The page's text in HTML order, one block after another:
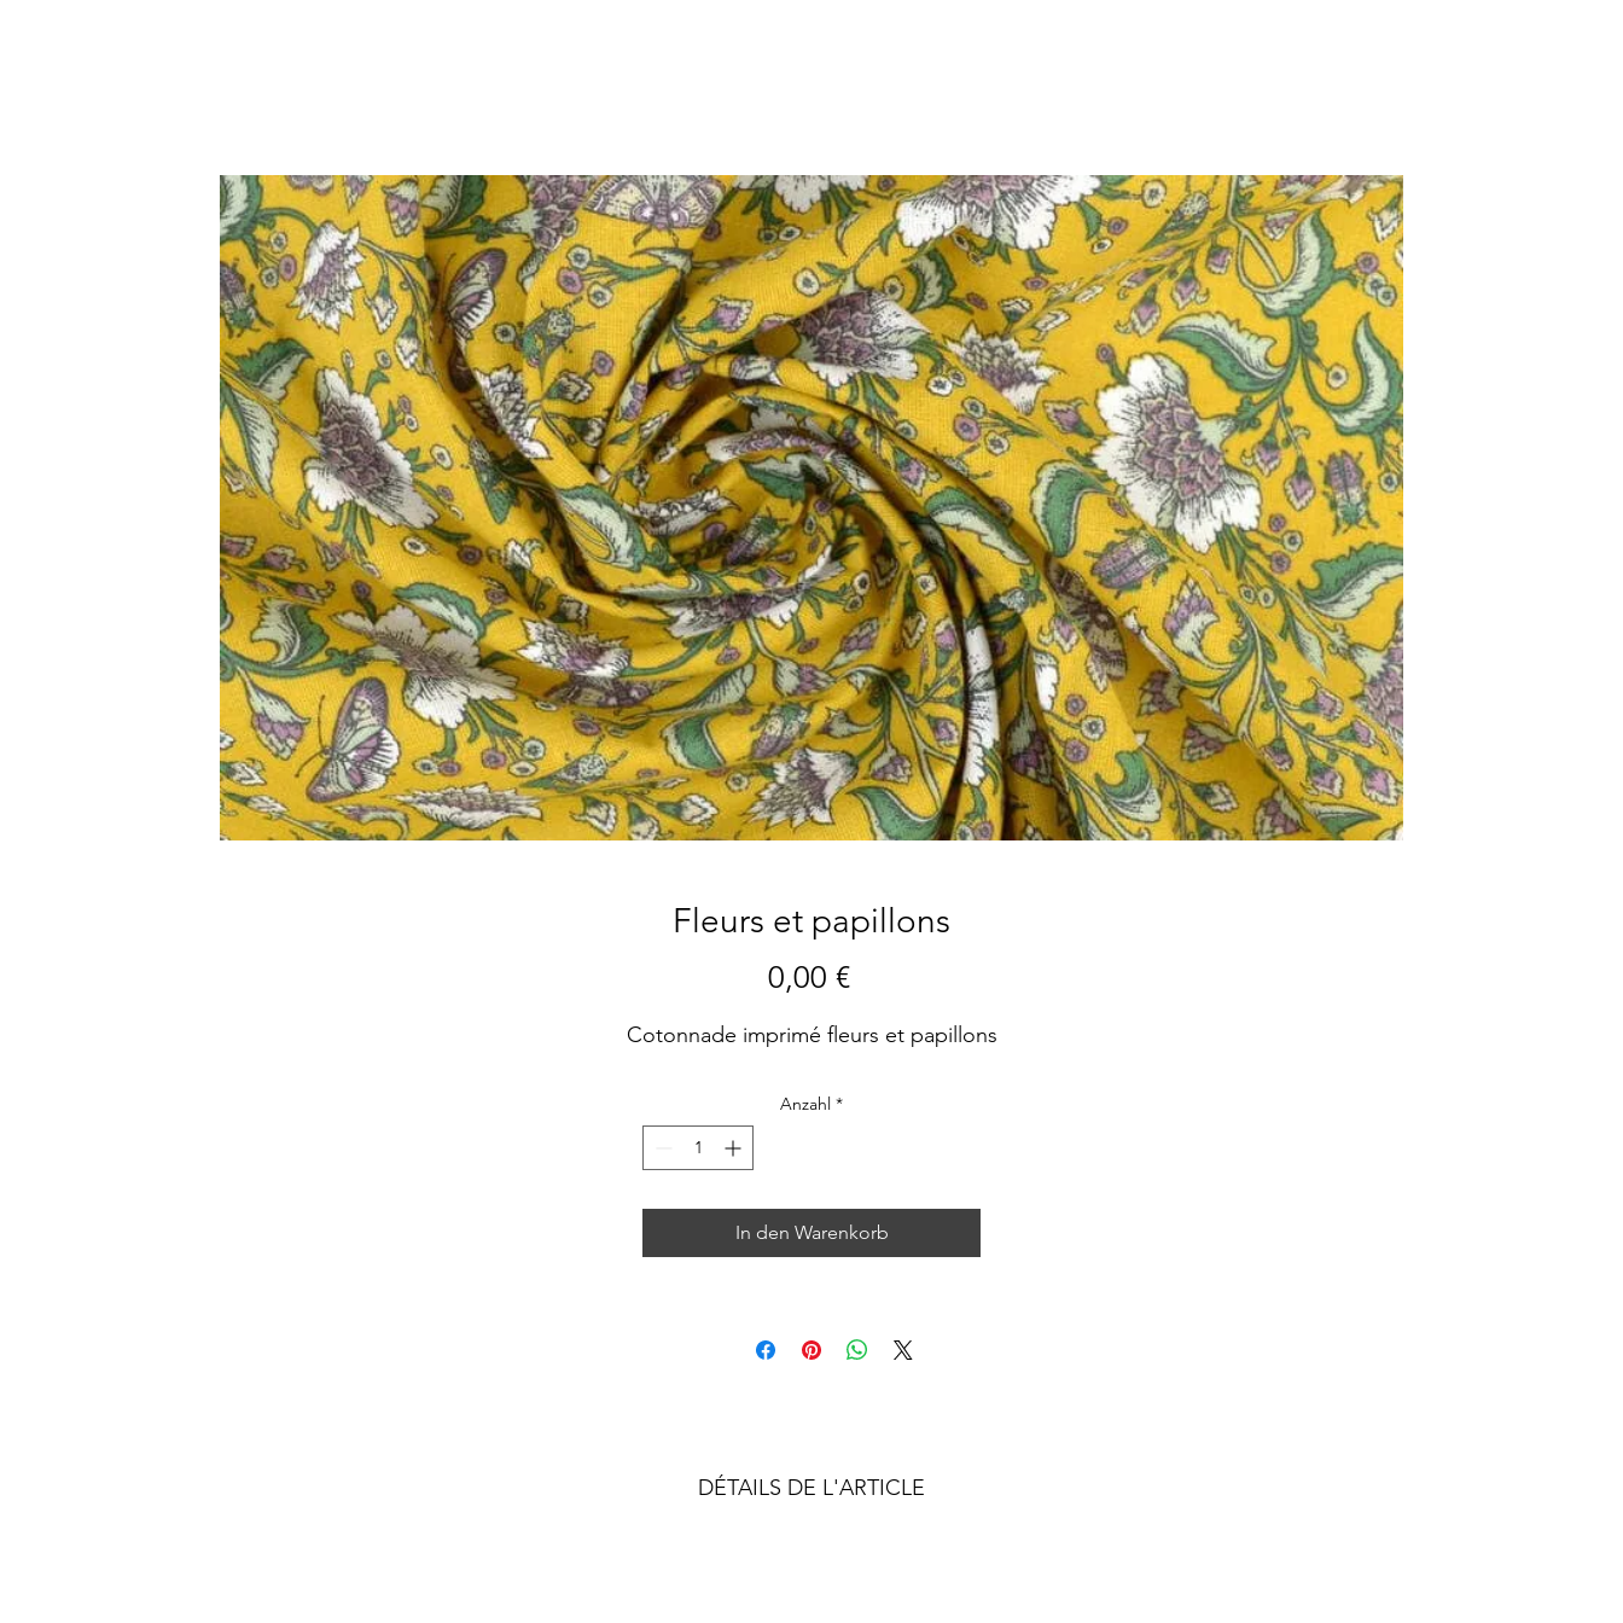
Fleurs et papillons
0,00 €Preis
Cotonnade imprimé fleurs et papillons
Anzahl *
In den Warenkorb
DÉTAILS DE L'ARTICLE